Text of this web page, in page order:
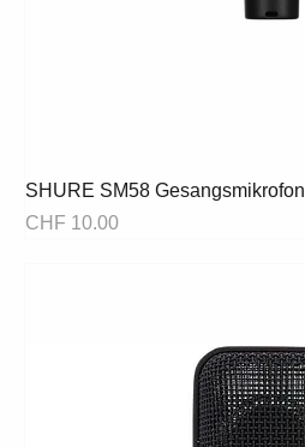
SHURE SM58 Gesangsmikrofon
Preis
CHF 10.00